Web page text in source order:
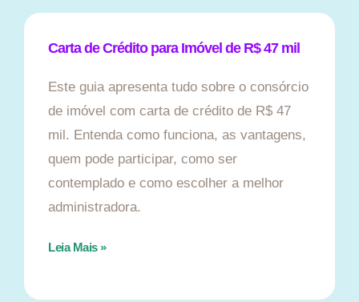
Carta de Crédito para Imóvel de R$ 47 mil
Este guia apresenta tudo sobre o consórcio
de imóvel com carta de crédito de R$ 47
mil. Entenda como funciona, as vantagens,
quem pode participar, como ser
contemplado e como escolher a melhor
administradora.
Leia Mais »